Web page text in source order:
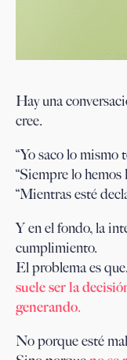
Hay una
cree.
“Yo saco lo mismo
“Siempre lo hemos
“Mientras esté
Y en el fondo, la
cumplimiento.
El problema es
suele ser la
generando.
No porque esté